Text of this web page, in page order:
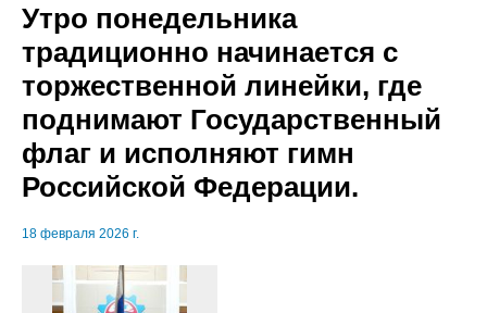
Утро понедельника
традиционно начинается с
торжественной линейки, где
поднимают Государственный
флаг и исполняют гимн
Российской Федерации.
18 февраля 2026 г.